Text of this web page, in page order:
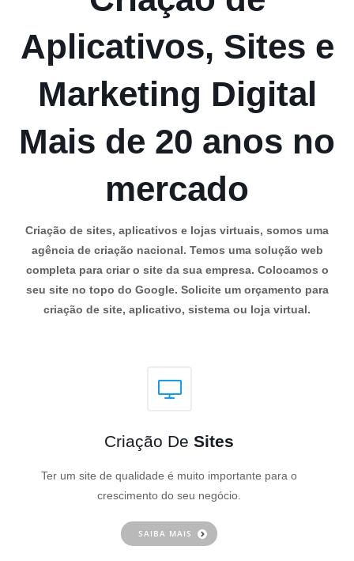
Aplicativos, Sites e
Marketing Digital
Mais de 20 anos no
mercado
Criação de sites, aplicativos e lojas virtuais, somos uma
agência de criação nacional. Temos uma solução web
completa para criar o site da sua empresa. Colocamos o
seu site no topo do Google. Solicite um orçamento para
criação de site, aplicativo, sistema ou loja virtual.
Criação De Sites
Ter um site de qualidade é muito importante para o
crescimento do seu negócio.
SAIBA MAIS